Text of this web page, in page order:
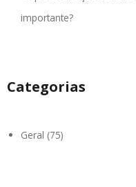
importante?
Categorias
Geral (75)